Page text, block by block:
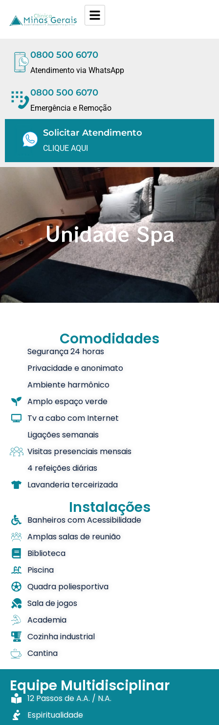
0800 500 6070
Atendimento via WhatsApp
0800 500 6070
Emergência e Remoção
Solicitar Atendimento
CLIQUE AQUI
Unidade Spa
Comodidades
Segurança 24 horas
Privacidade e anonimato
Ambiente harmônico
Amplo espaço verde
Tv a cabo com Internet
Ligações semanais
Visitas presenciais mensais
4 refeições diárias
Lavanderia terceirizada
Instalações
Banheiros com Acessibilidade
Amplas salas de reunião
Biblioteca
Piscina
Quadra poliesportiva
Sala de jogos
Academia
Cozinha industrial
Cantina
Equipe Multidisciplinar
12 Passos de A.A. / N.A.
Espiritualidade